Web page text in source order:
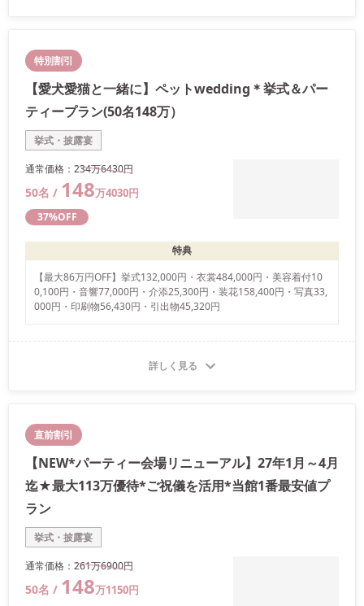
特別割引
【愛犬愛猫と一緒に】ペットwedding＊挙式＆パー
ティープラン(50名148万）
挙式・披露宴
通常価格： 234万6430円
50名 / 148万4030円
37%OFF
特典
【最大86万円OFF】挙式132,000円・衣裳484,000円・美容着付10
0,100円・音響77,000円・介添25,300円・装花158,400円・写真33,
000円・印刷物56,430円・引出物45,320円
詳しく見る
直前割引
【NEW*パーティー会場リニューアル】27年1月～4月
迄★最大113万優待*ご祝儀を活用*当館1番最安値プ
ラン
挙式・披露宴
通常価格： 261万6900円
50名 / 148万1150円